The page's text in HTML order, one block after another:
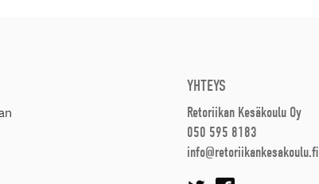
YHTEYS
Retoriikan Kesäkoulu Oy
050 595 8183
info@retoriikankesakoulu.fi